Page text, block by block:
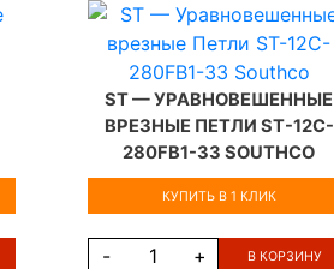
ST — УРАВНОВЕШЕННЫЕ
ВРЕЗНЫЕ ПЕТЛИ ST-12C-
280FB1-33 SOUTHCO
КУПИТЬ В 1 КЛИК
- + В КОРЗИНУ